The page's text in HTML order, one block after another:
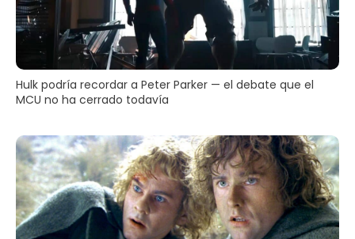
Hulk podría recordar a Peter Parker — el debate que el
MCU no ha cerrado todavía